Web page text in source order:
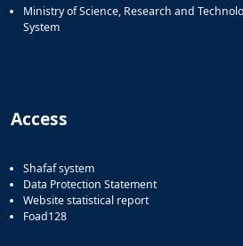
Ministry of Science, Research and
System
Access
Shafaf system
Data Protection Statement
Website statistical report
Foad128